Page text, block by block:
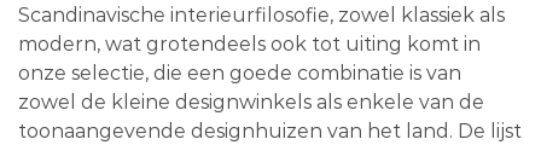
Scandinavische interieurfilosofie, zowel klassiek als
modern, wat grotendeels ook tot uiting komt in
onze selectie, die een goede combinatie is van
zowel de kleine designwinkels als enkele van de
toonaangevende designhuizen van het land. De lijst